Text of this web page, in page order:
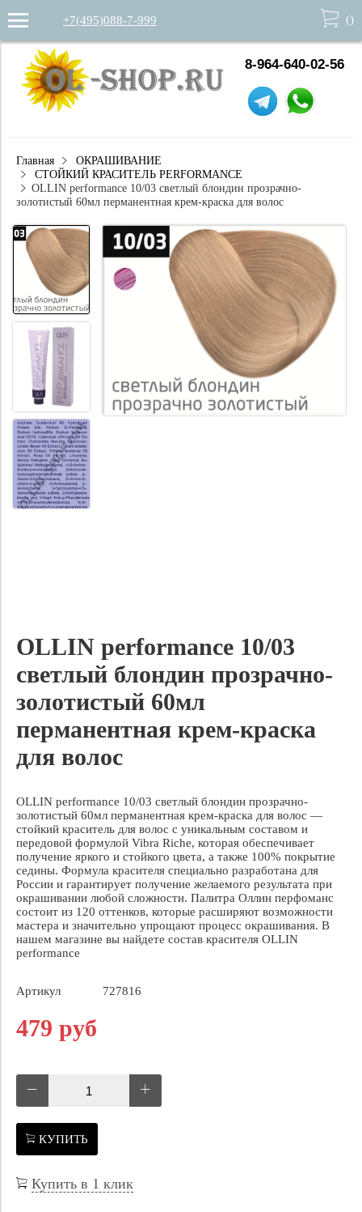
+7(495)088-7-999 ()
8-964-640-02-56
Главная
ОКРАШИВАНИЕ
СТОЙКИЙ КРАСИТЕЛЬ PERFORMANCE
OLLIN performance 10/03 светлый блондин прозрачно-
золотистый 60мл перманентная крем-краска для волос
OLLIN performance 10/03
светлый блондин прозрачно-
золотистый 60мл
перманентная крем-краска
для волос
OLLIN performance 10/03 светлый блондин прозрачно-
золотистый 60мл перманентная крем-краска для волос —
стойкий краситель для волос с уникальным составом и
передовой формулой Vibra Riche, которая обеспечивает
получение яркого и стойкого цвета, а также 100% покрытие
седины. Формула красителя специально разработана для
России и гарантирует получение желаемого результата при
окрашивании любой сложности. Палитра Оллин перфоманс
состоит из 120 оттенков, которые расширяют возможности
мастера и значительно упрощают процесс окрашивания. В
нашем магазине вы найдете состав красителя OLLIN
performance
Артикул 727816
479 руб
КУПИТЬ
Купить в 1 клик